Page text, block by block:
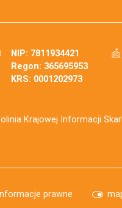
NIP: 7811934421
Regon: 365695953
KRS: 0001202973
Krajowej Informacji
prawne